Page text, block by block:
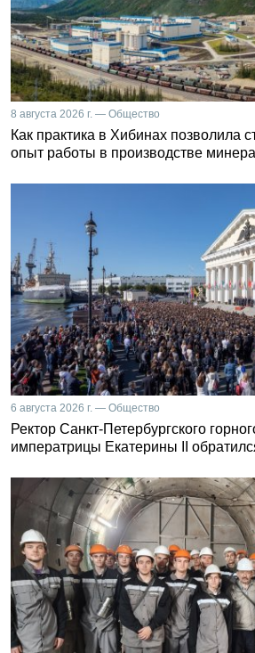
8 августа 2026 г. — Общество
Как практика в Хибинах позволила
опыт работы в производстве
6 августа 2026 г. — Общество
Ректор Санкт-Петербургского
императрицы Екатерины II